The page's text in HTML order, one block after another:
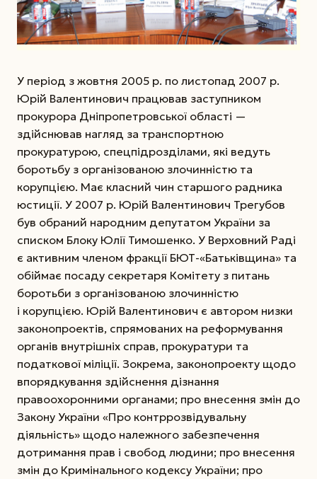
У період з жовтня 2005 р. по листопад 2007 р.
Юрій Валентинович працював заступником
прокурора Дніпропетровської області —
здійснював нагляд за транспортною
прокуратурою, спецпідрозділами, які ведуть
боротьбу з організованою злочинністю та
корупцією. Має класний чин старшого радника
юстиції. У 2007 р. Юрій Валентинович Трегубов
був обраний народним депутатом України за
списком Блоку Юлії Тимошенко. У Верховний Раді
є активним членом фракції БЮТ-«Батьківщина» та
обіймає посаду секретаря Комітету з питань
боротьби з організованою злочинністю
і корупцією. Юрій Валентинович є автором низки
законопроектів, спрямованих на реформування
органів внутрішніх справ, прокуратури та
податкової міліції. Зокрема, законопроекту щодо
впорядкування здійснення дізнання
правоохоронними органами; про внесення змін до
Закону України «Про контррозвідувальну
діяльність» щодо належного забезпечення
дотримання прав і свобод людини; про внесення
змін до Кримінального кодексу України; про